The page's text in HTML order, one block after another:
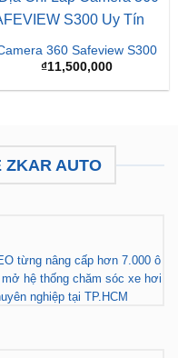
360 Safeview S300
₫11,500,000
ZKAR AUTO
từng nâng cấp hơn 7.000 ô
mở hệ thống chăm sóc xe hơi
nghiệp tại TP.HCM